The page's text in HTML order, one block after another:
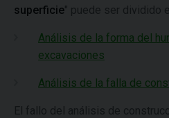
superficie" puede ser dividido
Análisis de la forma del
excavaciones
Análisis de la falla de
El fallo del análisis de